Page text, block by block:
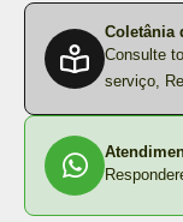
Coletânia
Consulte
serviço,